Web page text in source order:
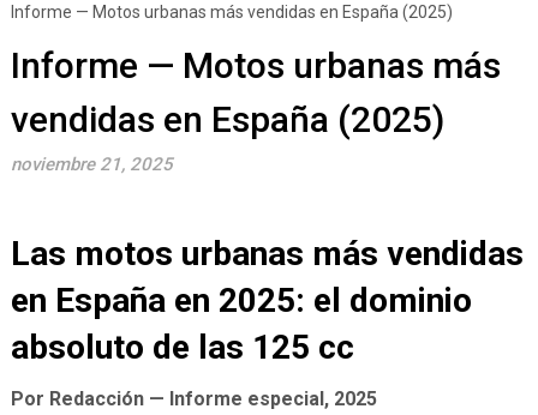
Informe — Motos urbanas más vendidas en España (2025)
Informe — Motos urbanas más
vendidas en España (2025)
noviembre 21, 2025
Las motos urbanas más vendidas
en España en 2025: el dominio
absoluto de las 125 cc
Por Redacción — Informe especial, 2025